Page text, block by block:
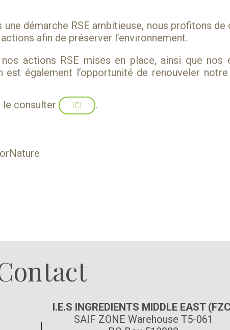
démarche RSE ambitieuse, nous profitons de
afin de préserver l’environnement.
actions RSE mises en place, ainsi que nos
également l’opportunité de renouveler notre
le consulter ICI .
I.E.S INGREDIENTS MIDDLE EAST
SAIF ZONE Warehouse T5-061